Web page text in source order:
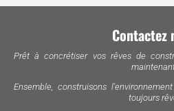
Contactez
Prêt à concrétiser vos rêves de
Ensemble, construisons
toujours